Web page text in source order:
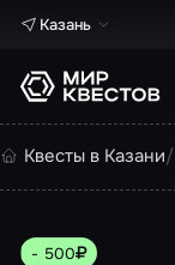
Казань
Квесты в Казани
- 500